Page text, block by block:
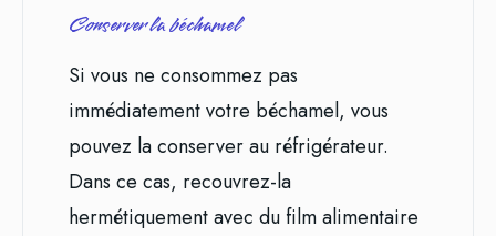
Conserver la béchamel
Si vous ne consommez pas
immédiatement votre béchamel, vous
pouvez la conserver au réfrigérateur.
Dans ce cas, recouvrez-la
hermétiquement avec du film alimentaire